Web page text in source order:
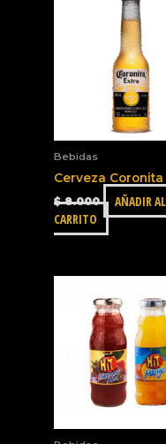
Bebidas
Cerveza Coronita
$8.000
AÑADIR AL
CARRITO